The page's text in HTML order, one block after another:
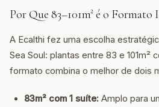
Por Que 83–101m² é o Formato
A Ecalthi fez uma escolha
Sea Soul: plantas entre 83 e 101m²
formato combina o melhor de dois
83m² com 1 suíte: Amplo para